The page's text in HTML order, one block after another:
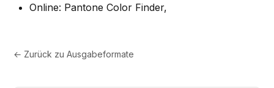
Online: Pantone Color Finder,
← Zurück zuAusgabeformate